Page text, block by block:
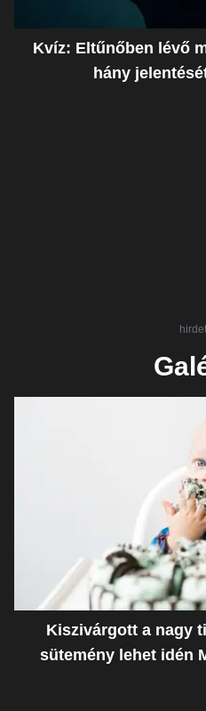
Kvíz: Eltűnőben lévő
hány
Kiszivárgott a nagy
sütemény lehet idén